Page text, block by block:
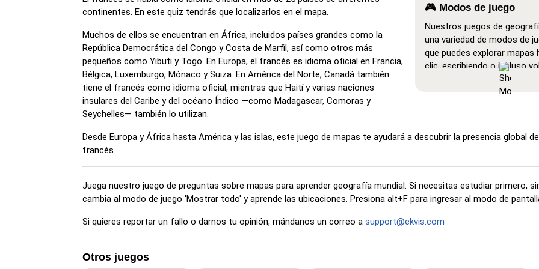
🎮 Modos de juego
Nuestros juegos de
una variedad de modos de
que puedes explorar mapas
clic, escribiendo o incluso
: Un modo de
Haz clic en… (muy fácil)
cursor sobre una ubicación,
su nombre.
Haz clic en… (fácil) :
continentes. En este quiz tendrás que localizarlos en el mapa.
Muchos de ellos se encuentran en África, incluidos países grandes como la
República Democrática del Congo y Costa de Marfil, así como otros más
pequeños como Yibuti y Togo. En Europa, el francés es idioma oficial en Francia,
Bélgica, Luxemburgo, Mónaco y Suiza. En América del Norte, Canadá también
tiene el francés como idioma oficial, mientras que Haití y varias naciones
insulares del Caribe y del océano Índico —como Madagascar, Comoras y
Seychelles— también lo utilizan.
Desde Europa y África hasta América y las islas, este juego de mapas te ayudará a descubrir la presencia global
francés.
Juega nuestro juego de preguntas sobre mapas para aprender geografía mundial. Si necesitas estudiar primero,
cambia al modo de juego 'Mostrar todo' y aprende las ubicaciones. Presiona alt+F para ingresar al modo de
Si quieres reportar un fallo o darnos tu opinión, mándanos un correo a support@ekvis.com
Otros juegos